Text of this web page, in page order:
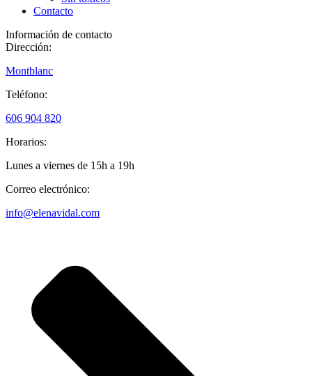
Contacto
Información de contacto
Dirección:
Montblanc
Teléfono:
606 904 820
Horarios:
Lunes a viernes de 15h a 19h
Correo electrónico:
info@elenavidal.com